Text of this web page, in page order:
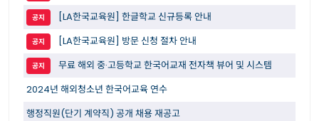
공지 [LA한국교육원] 한글학교 신규등록 안내
공지 [LA한국교육원] 방문 신청 절차 안내
공지
무료 해외 중·고등학교 한국어교재 전자책 뷰어 및 시스템
2024년 해외청소년 한국어교육 연수
행정직원(단기 계약직) 공개 채용 재공고